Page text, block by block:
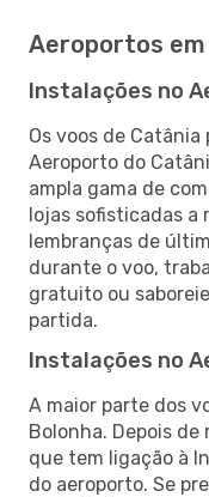
Aeroportos
Instalações no
Os voos de
Aeroporto do
ampla gama de
lojas sofisticadas a
lembranças de
durante o voo,
gratuito ou
partida.
Instalações no
A maior parte dos
Bolonha. Depois
que tem ligação à
do aeroporto. Se